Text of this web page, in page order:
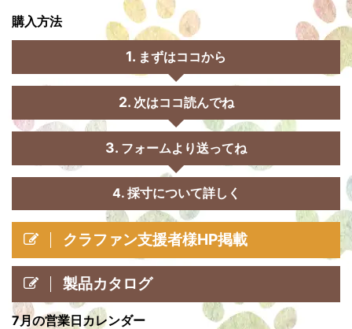
購入方法
まずはココから
次はココ読んでね
フォームより送ってね
4. 採寸について詳しく
クラファン支援者様HP掲載
製品カタログ
7月の営業日カレンダー